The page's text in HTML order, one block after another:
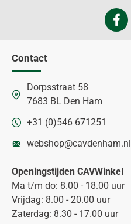
Contact
Dorpsstraat 58
7683 BL Den Ham
+31 (0)546 671251
webshop@cavdenham.nl
Openingstijden CAVWinkel
Ma t/m do: 8.00 - 18.00 uur
Vrijdag: 8.00 - 20.00 uur
Zaterdag: 8.30 - 17.00 uur